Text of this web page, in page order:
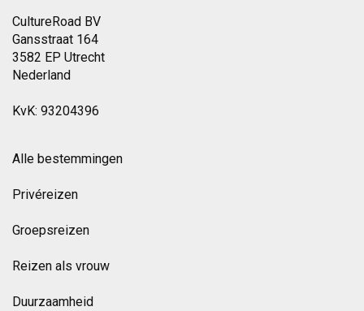
CultureRoad BV
Gansstraat 164
3582 EP Utrecht
Nederland
KvK: 93204396
Alle bestemmingen
Privéreizen
Groepsreizen
Reizen als vrouw
Duurzaamheid